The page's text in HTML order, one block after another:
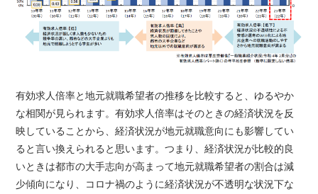
有効求人倍率と地元就職希望者の推移を比較すると、ゆるやか
な相関が見られます。有効求人倍率はそのときの経済状況を反
映していることから、経済状況が地元就職意向にも影響してい
ると言い換えられると思います。つまり、経済状況が比較的良
いときは都市の大手志向が高まって地元就職希望者の割合は減
少傾向になり、コロナ禍のように経済状況が不透明な状況下な